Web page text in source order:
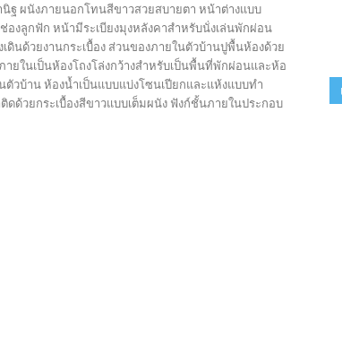
นิฐ ผนังภายนอกโทนสีขาวสวยสบายตา หน้าต่างแบบ
องลูกฟัก หน้ามีระเบียงมุงหลังคาสำหรับนั่งเล่นพักผ่อน
ดินด้วยงานกระเบื้อง ส่วนของภายในตัวบ้านปูพื้นห้องด้วย
ยในเป็นห้องโถงโล่งกว้างสำหรับเป็นพื้นที่พักผ่อนและห้อ
วบ้าน ห้องน้ำเป็นแบบแบ่งโซนเปียกและแห้งแบบทำ
ดด้วยกระเบื้องสีขาวแบบเต็มผนัง ฟังก์ชั้นภายในประกอบ